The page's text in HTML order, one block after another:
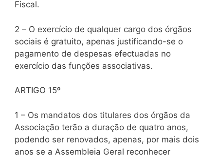
Fiscal.
2 – O exercício de qualquer cargo dos órgãos
sociais é gratuito, apenas justificando-se o
pagamento de despesas efectuadas no
exercício das funções associativas.
ARTIGO 15º
1 – Os mandatos dos titulares dos órgãos da
Associação terão a duração de quatro anos,
podendo ser renovados, apenas, por mais dois
anos se a Assembleia Geral reconhecer